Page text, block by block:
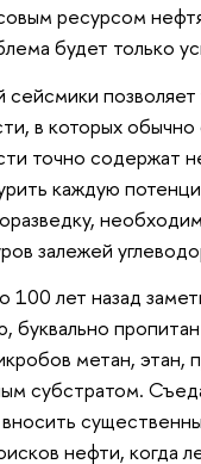
ресурсом
будет только
сейсмики
в которых
точно содержат
каждую
залежей
100 лет назад
буквально
метан, этан,
субстратом.
нефти, когда